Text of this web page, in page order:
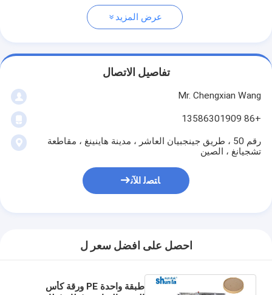
عرض المزيد
تفاصيل الاتصال
Mr. Chengxian Wang
+86 13586301909
رقم 50 ، طريق جينجبيان العاشر ، مدينة هاينينغ ، مقاطعة
تشجيانغ ، الصين
ﺎﺘﺼﻟ ﺍﻶﻧ
احصل على افضل سعر ل
طبقة واحدة PE ورقة كأس